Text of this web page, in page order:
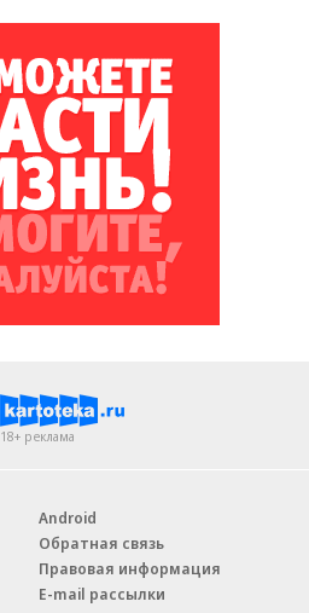
18+ реклама
Android
Обратная связь
Правовая информация
E-mail рассылки